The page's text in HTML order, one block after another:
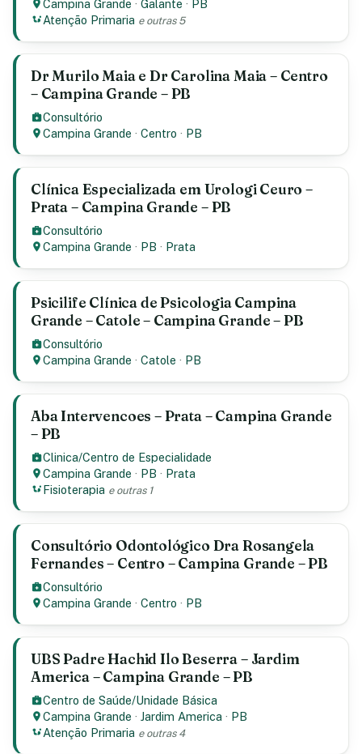
Campina Grande ·Galante · PB
Atenção Primaria e outras 5
Dr Murilo Maia e Dr Carolina Maia – Centro
– Campina Grande – PB
Consultório
Campina Grande ·Centro · PB
Clínica Especializada em Urologi Ceuro –
Prata – Campina Grande – PB
Consultório
Campina Grande · PB · Prata
Psicilife Clínica de Psicologia Campina
Grande – Catole – Campina Grande – PB
Consultório
Campina Grande ·Catole · PB
Aba Intervencoes – Prata – Campina Grande
– PB
Clinica/Centro de Especialidade
Campina Grande · PB · Prata
Fisioterapia e outras 1
Consultório Odontológico Dra Rosangela
Fernandes – Centro – Campina Grande – PB
Consultório
Campina Grande ·Centro · PB
UBS Padre Hachid Ilo Beserra – Jardim
America – Campina Grande – PB
Centro de Saúde/Unidade Básica
Campina Grande ·Jardim America · PB
Atenção Primaria e outras 4